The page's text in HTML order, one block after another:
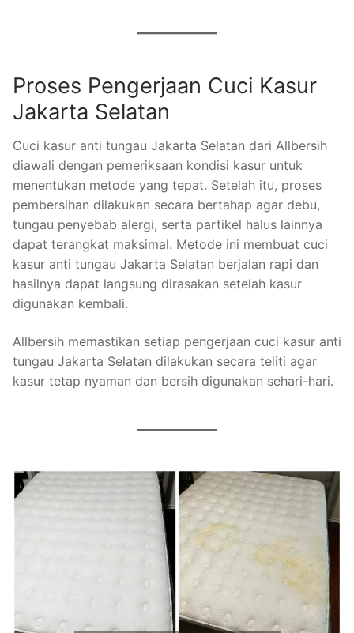
Proses Pengerjaan Cuci Kasur
Jakarta Selatan
Cuci kasur anti tungau Jakarta Selatan dari Allbersih
diawali dengan pemeriksaan kondisi kasur untuk
menentukan metode yang tepat. Setelah itu, proses
pembersihan dilakukan secara bertahap agar debu,
tungau penyebab alergi, serta partikel halus lainnya
dapat terangkat maksimal. Metode ini membuat cuci
kasur anti tungau Jakarta Selatan berjalan rapi dan
hasilnya dapat langsung dirasakan setelah kasur
digunakan kembali.
Allbersih memastikan setiap pengerjaan cuci kasur anti
tungau Jakarta Selatan dilakukan secara teliti agar
kasur tetap nyaman dan bersih digunakan sehari-hari.